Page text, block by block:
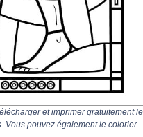
et imprimer gratuitement le
Vous pouvez également le colorier